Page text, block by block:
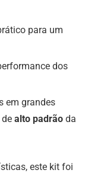
para um
dos
em grandes
alto padrão da
este kit foi